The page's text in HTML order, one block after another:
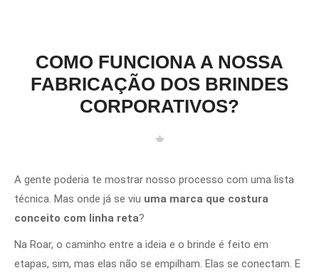
COMO FUNCIONA A NOSSA
FABRICAÇÃO DOS BRINDES
CORPORATIVOS?
A gente poderia te mostrar nosso processo com uma lista
técnica. Mas onde já se viu uma marca que costura
conceito com linha reta?
Na Roar, o caminho entre a ideia e o brinde é feito em
etapas, sim, mas elas não se empilham. Elas se conectam. E